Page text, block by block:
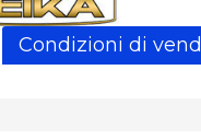
Condizioni di